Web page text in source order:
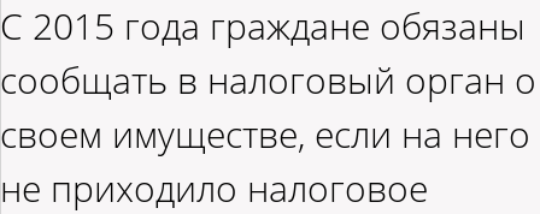
С 2015 года граждане обязаны
сообщать в налоговый орган о
своем имуществе, если на него
не приходило налоговое